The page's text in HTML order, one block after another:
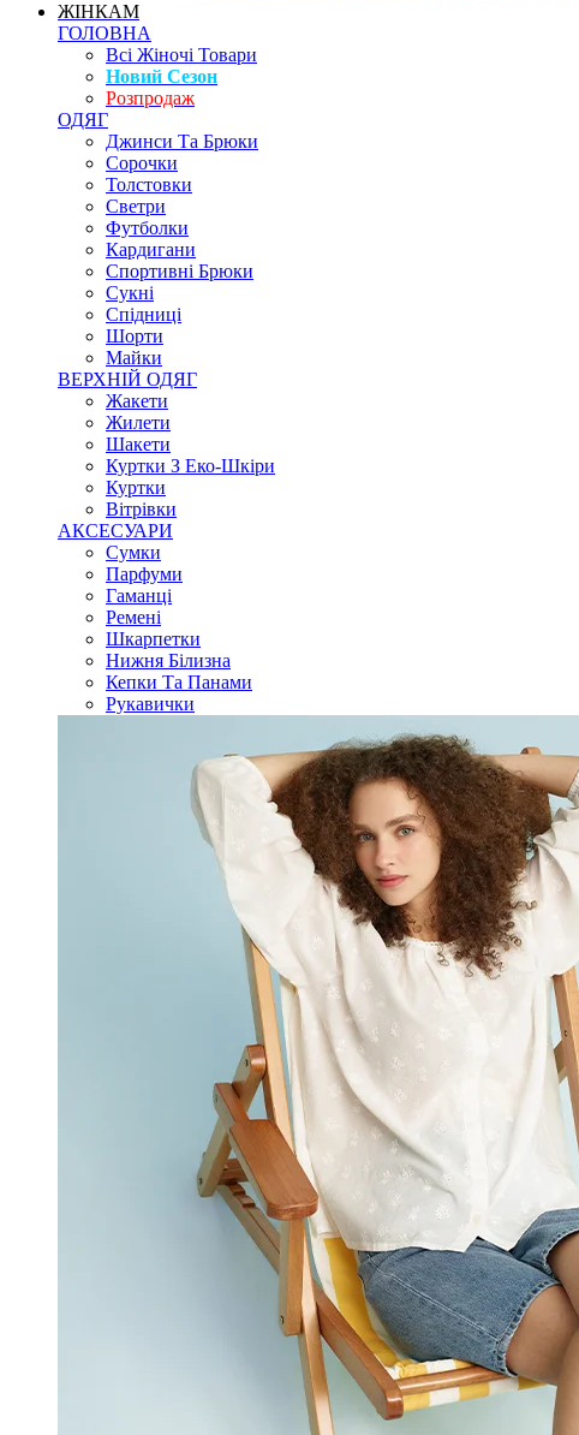
ЖІНКАМ
ГОЛОВНА
Всі Жіночі Товари
Новий Сезон
Розпродаж
ОДЯГ
Джинси Та Брюки
Сорочки
Толстовки
Светри
Футболки
Кардигани
Спортивні Брюки
Сукні
Спідниці
Шорти
Майки
ВЕРХНІЙ ОДЯГ
Жакети
Жилети
Шакети
Куртки З Еко-Шкіри
Куртки
Вітрівки
АКСЕСУАРИ
Сумки
Парфуми
Гаманці
Ремені
Шкарпетки
Нижня Білизна
Кепки Та Панами
Рукавички